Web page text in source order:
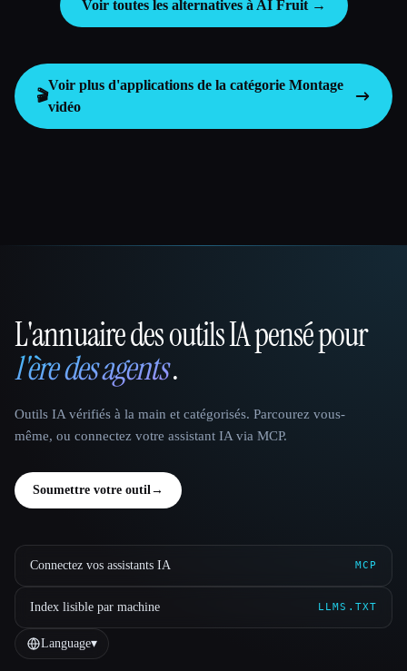
Voir toutes les alternatives à AI Fruit →
🎬
Voir plus d'applications de la catégorie Montage
vidéo
That AI Collection
L'annuaire des outils IA pensé pour
l'ère des agents.
Outils IA vérifiés à la main et catégorisés. Parcourez vous-
même, ou connectez votre assistant IA via MCP.
Soumettre votre outil→
Connectez vos assistants IA MCP
Index lisible par machine LLMS.TXT
Language▾